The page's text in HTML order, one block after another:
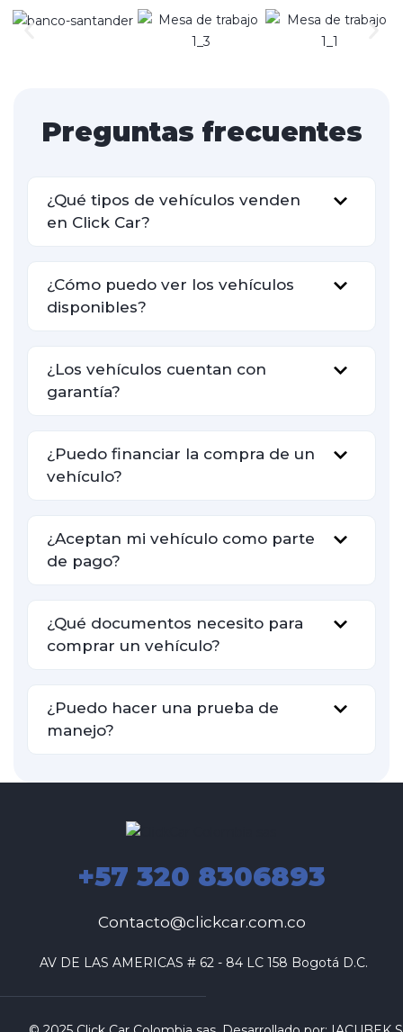
Preguntas frecuentes
¿Qué tipos de vehículos venden
en Click Car?
¿Cómo puedo ver los vehículos
disponibles?
¿Los vehículos cuentan con
garantía?
¿Puedo financiar la compra de un
vehículo?
¿Aceptan mi vehículo como parte
de pago?
¿Qué documentos necesito para
comprar un vehículo?
¿Puedo hacer una prueba de
manejo?
+57 320 8306893
Contacto@clickcar.com.co
AV DE LAS AMERICAS # 62 - 84 LC 158 Bogotá D.C.